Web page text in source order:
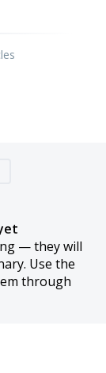
— they will
Use the
through